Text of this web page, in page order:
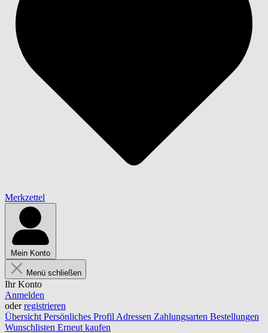
Merkzettel
Mein Konto
Menü schließen
Ihr Konto
Anmelden
oderregistrieren
Übersicht Persönliches Profil Adressen Zahlungsarten Bestellungen
Wunschlisten Erneut kaufen